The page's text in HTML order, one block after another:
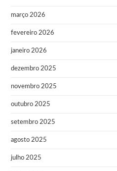
março 2026
fevereiro 2026
janeiro 2026
dezembro 2025
novembro 2025
outubro 2025
setembro 2025
agosto 2025
julho 2025